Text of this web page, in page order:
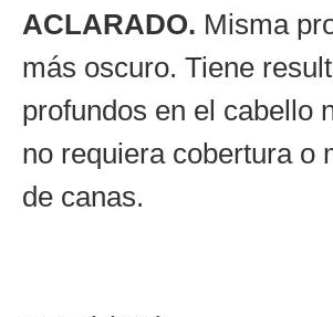
ACLARADO. Misma
más oscuro. Tiene
profundos en el cabello
no requiera cobertura o
de canas.